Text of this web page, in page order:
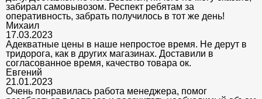
забирал самовывозом. Респект ребятам за
оперативность, забрать получилось в тот же день!
Михаил
17.03.2023
Адекватные цены в наше непростое время. Не дерут в
тридорога, как в других магазинах. Доставили в
согласованное время, качество товара ок.
Евгений
21.01.2023
Очень понравилась работа менеджера, помог